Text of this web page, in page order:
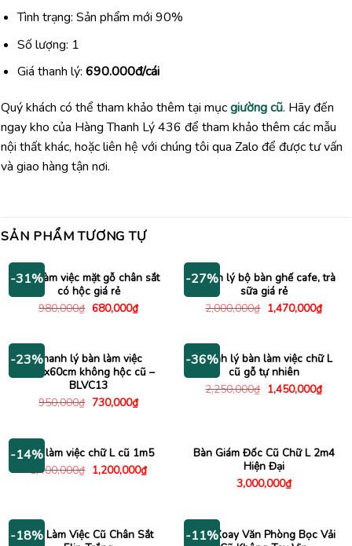
Tình trạng: Sản phẩm mới 90%
Số lượng: 1
Giá thanh lý: 690.000đ/cái
Quý khách có thể tham khảo thêm tại mụcgiường cũ. Hãy đến
ngay kho của Hàng Thanh Lý 436 để tham khảo thêm các mẫu
nội thất khác, hoặc liên hệ với chúng tôi qua Zalo để được tư vấn
và giao hàng tận nơi.
SẢN PHẨM TƯƠNG TỰ
-31%
Bàn làm việc mặt gỗ chân sắt
có hộc giá rẻ
980,000₫ Giá
680,000₫Giá
hiện
680,000₫.
-27%
Thanh lý bộ bàn ghế cafe, trà
sữa giá rẻ
2,000,000₫ Giá
gốc
1,470,000₫Giá
hiện
-23%Thanh lý bàn làm việc
1m2x60cm không hộc cũ –
BLVC13
950,000₫ Giá
730,000₫Giá
hiện
-36%
Thanh lý bàn làm việc chữ L
cũ gỗ tự nhiên
2,250,000₫ Giá
gốc
1,450,000₫Giá
hiện
-14%
Bàn làm việc chữ L cũ 1m5
1,400,000₫ Giá
gốc
1,200,000₫Giá
hiện
Bàn Giám Đốc Cũ Chữ L 2m4
Hiện Đại
3,000,000₫
-18%
Bàn Làm Việc Cũ Chân Sắt
-11%
Ghế Xoay Văn Phòng Bọc Vải